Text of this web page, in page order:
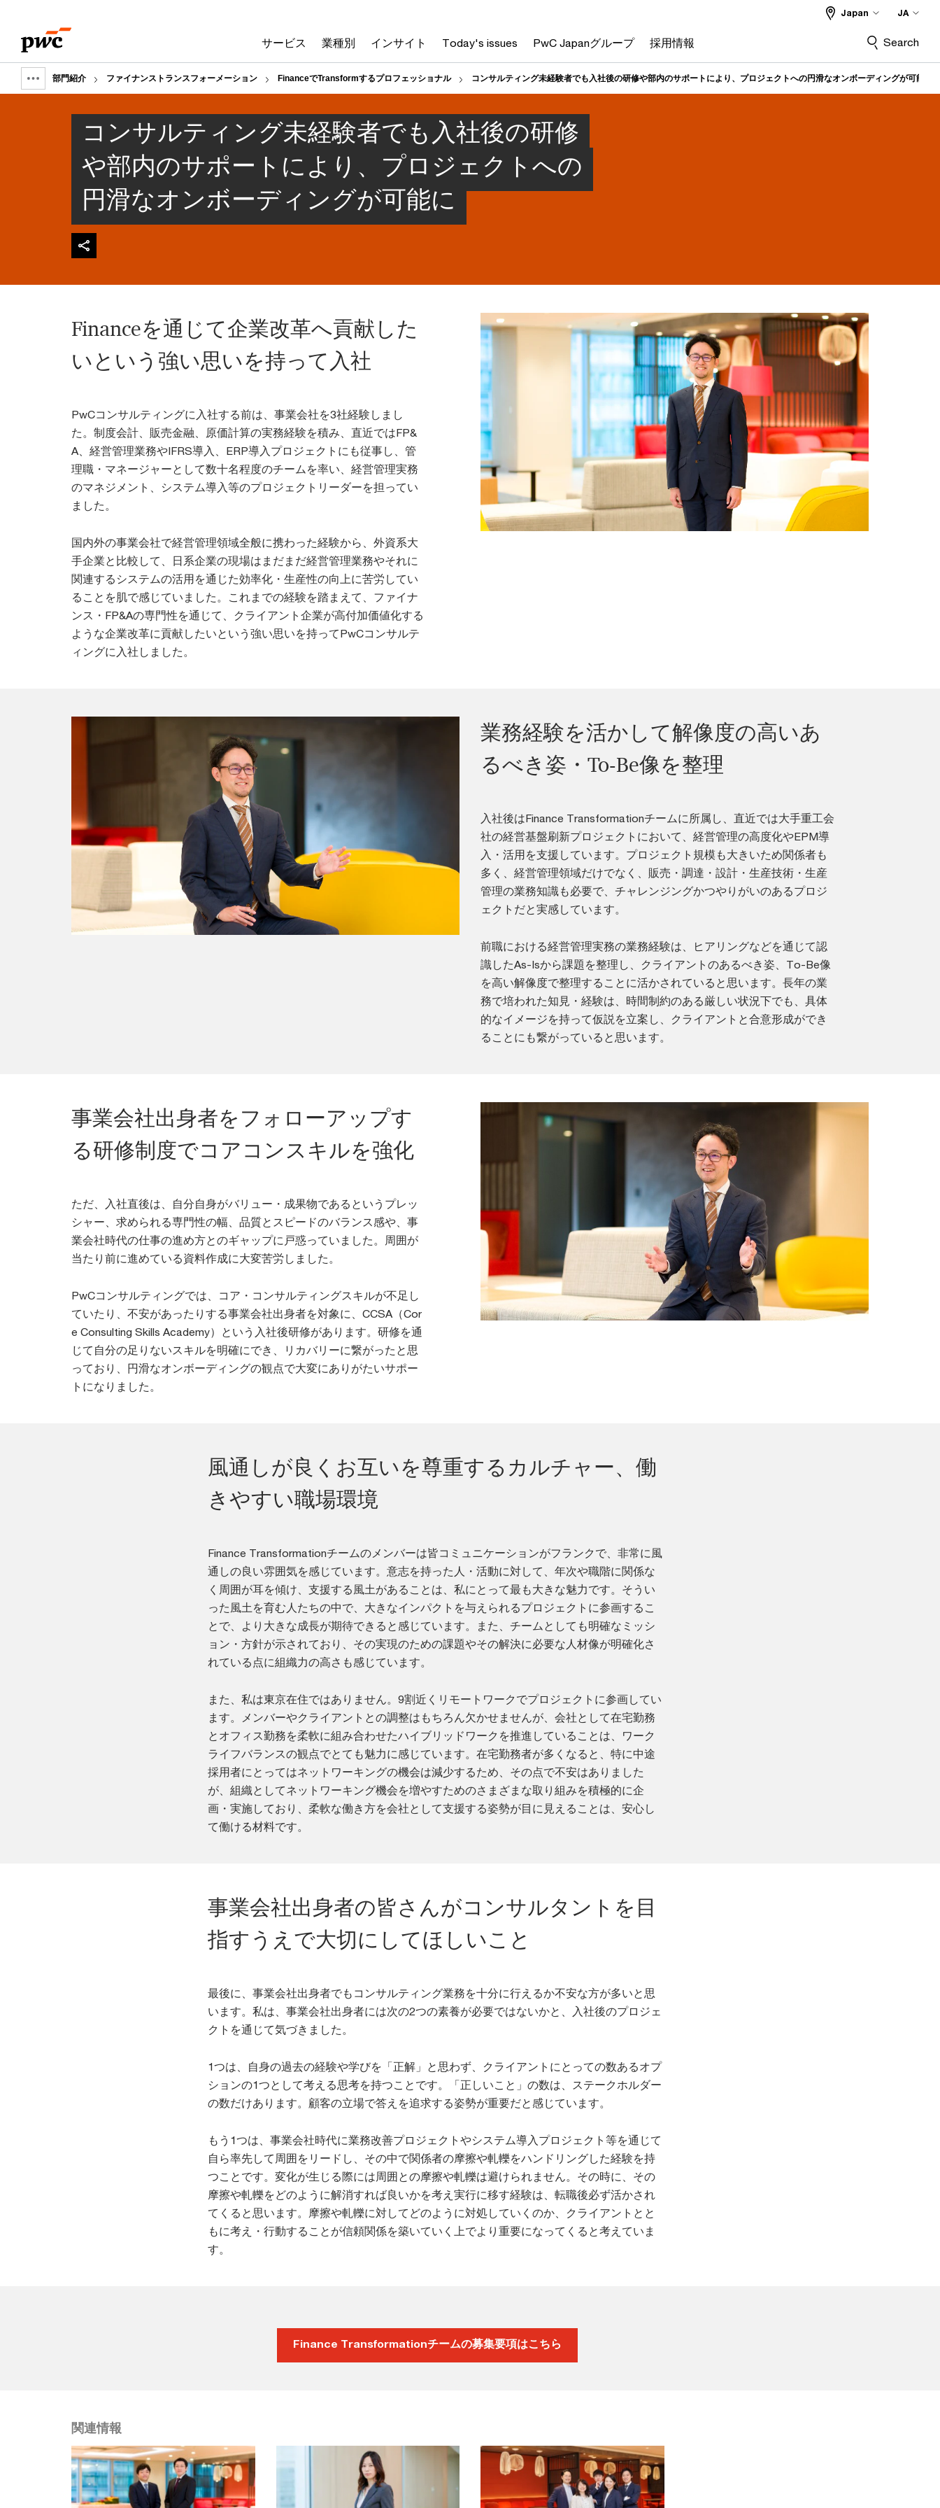
content
footer
サービス 業種別 インサイト Today's issues PwC Japanグループ 採用情報
Japan JA
Search
Show
breadcrumb
部門紹介 ファイナンストランスフォーメーション FinanceでTransformするプロフェッショナル コンサルティング未経験者でも入社後の研修や部内のサポートにより、プロジェクトへの円滑なオンボーディングが可能に
コンサルティング未経験者でも入社後の研修
や部内のサポートにより、プロジェクトへの
円滑なオンボーディングが可能に
Financeを通じて企業改革へ貢献した
いという強い思いを持って入社
PwCコンサルティングに入社する前は、事業会社を3社経験しまし
た。制度会計、販売金融、原価計算の実務経験を積み、直近ではFP&
A、経営管理業務やIFRS導入、ERP導入プロジェクトにも従事し、管
理職・マネージャーとして数十名程度のチームを率い、経営管理実務
のマネジメント、システム導入等のプロジェクトリーダーを担ってい
ました。
国内外の事業会社で経営管理領域全般に携わった経験から、外資系大
手企業と比較して、日系企業の現場はまだまだ経営管理業務やそれに
関連するシステムの活用を通じた効率化・生産性の向上に苦労してい
ることを肌で感じていました。これまでの経験を踏まえて、ファイナ
ンス・FP&Aの専門性を通じて、クライアント企業が高付加価値化する
ような企業改革に貢献したいという強い思いを持ってPwCコンサルテ
ィングに入社しました。
業務経験を活かして解像度の高いあ
るべき姿・To-Be像を整理
入社後はFinance Transformationチームに所属し、直近では大手重工会
社の経営基盤刷新プロジェクトにおいて、経営管理の高度化やEPM導
入・活用を支援しています。プロジェクト規模も大きいため関係者も
多く、経営管理領域だけでなく、販売・調達・設計・生産技術・生産
管理の業務知識も必要で、チャレンジングかつやりがいのあるプロジ
ェクトだと実感しています。
前職における経営管理実務の業務経験は、ヒアリングなどを通じて認
識したAs-Isから課題を整理し、クライアントのあるべき姿、To-Be像
を高い解像度で整理することに活かされていると思います。長年の業
務で培われた知見・経験は、時間制約のある厳しい状況下でも、具体
的なイメージを持って仮説を立案し、クライアントと合意形成ができ
ることにも繋がっていると思います。
事業会社出身者をフォローアップす
る研修制度でコアコンスキルを強化
ただ、入社直後は、自分自身がバリュー・成果物であるというプレッ
シャー、求められる専門性の幅、品質とスピードのバランス感や、事
業会社時代の仕事の進め方とのギャップに戸惑っていました。周囲が
当たり前に進めている資料作成に大変苦労しました。
PwCコンサルティングでは、コア・コンサルティングスキルが不足し
ていたり、不安があったりする事業会社出身者を対象に、CCSA（Cor
e Consulting Skills Academy）という入社後研修があります。研修を通
じて自分の足りないスキルを明確にでき、リカバリーに繋がったと思
っており、円滑なオンボーディングの観点で大変にありがたいサポー
トになりました。
風通しが良くお互いを尊重するカルチャー、働
きやすい職場環境
Finance Transformationチームのメンバーは皆コミュニケーションがフランクで、非常に風
通しの良い雰囲気を感じています。意志を持った人・活動に対して、年次や職階に関係な
く周囲が耳を傾け、支援する風土があることは、私にとって最も大きな魅力です。そうい
った風土を育む人たちの中で、大きなインパクトを与えられるプロジェクトに参画するこ
とで、より大きな成長が期待できると感じています。また、チームとしても明確なミッシ
ョン・方針が示されており、その実現のための課題やその解決に必要な人材像が明確化さ
れている点に組織力の高さも感じています。
また、私は東京在住ではありません。9割近くリモートワークでプロジェクトに参画してい
ます。メンバーやクライアントとの調整はもちろん欠かせませんが、会社として在宅勤務
とオフィス勤務を柔軟に組み合わせたハイブリッドワークを推進していることは、ワーク
ライフバランスの観点でとても魅力に感じています。在宅勤務者が多くなると、特に中途
採用者にとってはネットワーキングの機会は減少するため、その点で不安はありました
が、組織としてネットワーキング機会を増やすためのさまざまな取り組みを積極的に企
画・実施しており、柔軟な働き方を会社として支援する姿勢が目に見えることは、安心し
て働ける材料です。
事業会社出身者の皆さんがコンサルタントを目
指すうえで大切にしてほしいこと
最後に、事業会社出身者でもコンサルティング業務を十分に行えるか不安な方が多いと思
います。私は、事業会社出身者には次の2つの素養が必要ではないかと、入社後のプロジェ
クトを通じて気づきました。
1つは、自身の過去の経験や学びを「正解」と思わず、クライアントにとっての数あるオプ
ションの1つとして考える思考を持つことです。「正しいこと」の数は、ステークホルダー
の数だけあります。顧客の立場で答えを追求する姿勢が重要だと感じています。
もう1つは、事業会社時代に業務改善プロジェクトやシステム導入プロジェクト等を通じて
自ら率先して周囲をリードし、その中で関係者の摩擦や軋轢をハンドリングした経験を持
つことです。変化が生じる際には周囲との摩擦や軋轢は避けられません。その時に、その
摩擦や軋轢をどのように解消すれば良いかを考え実行に移す経験は、転職後必ず活かされ
てくると思います。摩擦や軋轢に対してどのように対処していくのか、クライアントとと
もに考え・行動することが信頼関係を築いていく上でより重要になってくると考えていま
す。
Finance Transformationチームの募集要項はこちら
関連情報